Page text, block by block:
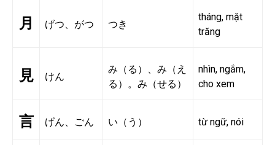
月 げつ、がつ つき
tháng, mặt
trăng
見 けん
み（る）、み（え
る）。み（せる）
nhìn, ngắm,
cho xem
言 げん、ごん い（う） từ ngữ, nói